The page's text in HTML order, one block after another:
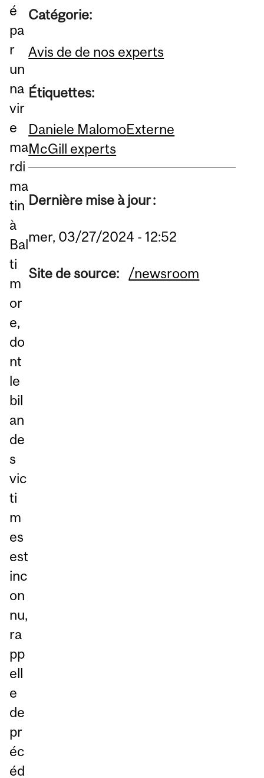
é
pa
r
un
na
vir
e
ma
rdi
ma
tin
à
Bal
ti
m
or
e,
do
nt
le
bil
an
de
s
vic
ti
m
es
est
inc
on
nu,
ra
pp
ell
e
de
pr
éc
éd
Catégorie:
Avis de de nos experts
Étiquettes:
Daniele MalomoExterne
McGill experts
Dernière mise à jour :
mer, 03/27/2024 - 12:52
Site de source: /newsroom